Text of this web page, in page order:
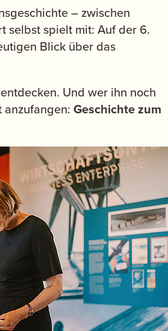
– zwischen
selbst spielt mit: Auf der 6.
Blick über das
Und wer ihn noch
Geschichte zum